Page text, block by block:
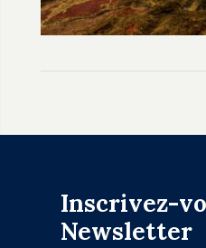
Inscrivez-
Newsletter